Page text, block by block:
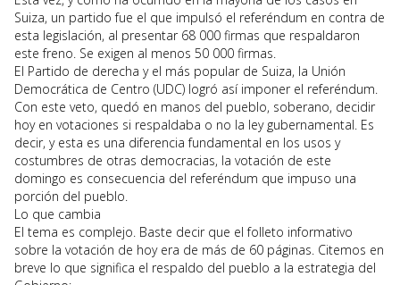
Suiza, un partido fue el que impulsó el referéndum en contra de
esta legislación, al presentar 68 000 firmas que respaldaron
este freno. Se exigen al menos 50 000 firmas.
El Partido de derecha y el más popular de Suiza, la Unión
Democrática de Centro (UDC) logró así imponer el referéndum.
Con este veto, quedó en manos del pueblo, soberano, decidir
hoy en votaciones si respaldaba o no la ley gubernamental. Es
decir, y esta es una diferencia fundamental en los usos y
costumbres de otras democracias, la votación de este
domingo es consecuencia del referéndum que impuso una
porción del pueblo.
Lo que cambia
El tema es complejo. Baste decir que el folleto informativo
sobre la votación de hoy era de más de 60 páginas. Citemos en
breve lo que significa el respaldo del pueblo a la estrategia del